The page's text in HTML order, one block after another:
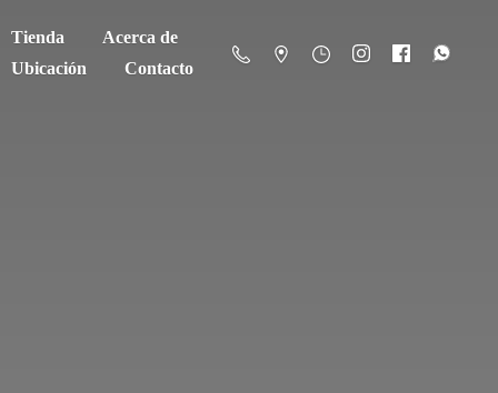
Tienda
Acerca de
Ubicación
Contacto